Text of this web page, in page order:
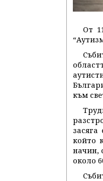
От
към
който
начин,
около